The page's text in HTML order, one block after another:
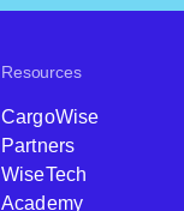
Resources
CargoWise
Partners
WiseTech
Academy